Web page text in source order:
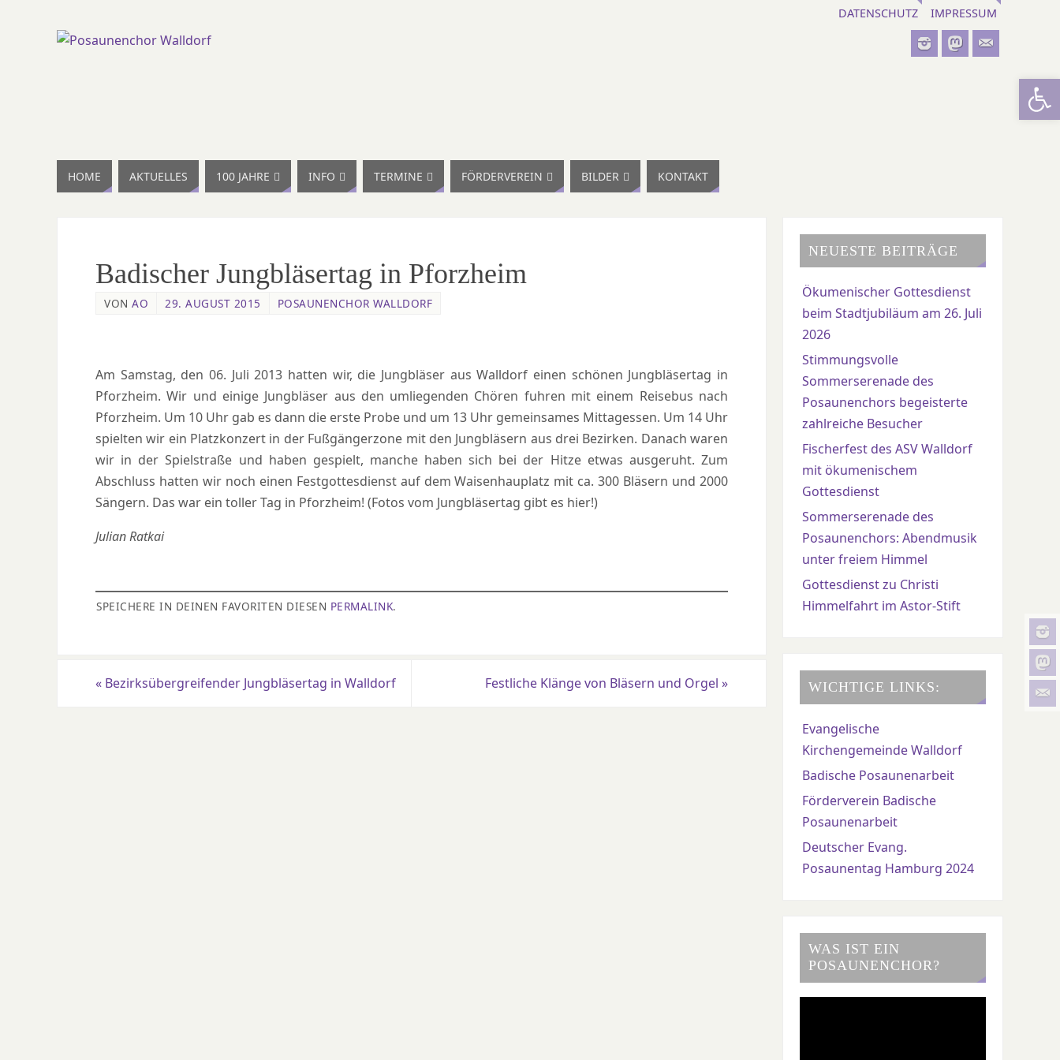
DATENSCHUTZ IMPRESSUM
HOME AKTUELLES 100 JAHRE INFO TERMINE FÖRDERVEREIN BILDER KONTAKT
Badischer Jungbläsertag in Pforzheim
VON AO 29. AUGUST 2015 POSAUNENCHOR WALLDORF
Am Samstag, den 06. Juli 2013 hatten wir, die Jungbläser aus Walldorf einen schönen Jungbläsertag in
Pforzheim. Wir und einige Jungbläser aus den umliegenden Chören fuhren mit einem Reisebus nach
Pforzheim. Um 10 Uhr gab es dann die erste Probe und um 13 Uhr gemeinsames Mittagessen. Um 14 Uhr
spielten wir ein Platzkonzert in der Fußgängerzone mit den Jungbläsern aus drei Bezirken. Danach waren
wir in der Spielstraße und haben gespielt, manche haben sich bei der Hitze etwas ausgeruht. Zum
Abschluss hatten wir noch einen Festgottesdienst auf dem Waisenhauplatz mit ca. 300 Bläsern und 2000
Sängern. Das war ein toller Tag in Pforzheim! (Fotos vom Jungbläsertag gibt es hier!)
Julian Ratkai
SPEICHERE IN DEINEN FAVORITEN DIESEN PERMALINK.
« Bezirksübergreifender Jungbläsertag in Walldorf Festliche Klänge von Bläsern und Orgel »
NEUESTE BEITRÄGE
Ökumenischer Gottesdienst
beim Stadtjubiläum am 26. Juli
2026
Stimmungsvolle
Sommerserenade des
Posaunenchors begeisterte
zahlreiche Besucher
Fischerfest des ASV Walldorf
mit ökumenischem
Gottesdienst
Sommerserenade des
Posaunenchors: Abendmusik
unter freiem Himmel
Gottesdienst zu Christi
Himmelfahrt im Astor-Stift
WICHTIGE LINKS:
Evangelische
Kirchengemeinde Walldorf
Badische Posaunenarbeit
Förderverein Badische
Posaunenarbeit
Deutscher Evang.
Posaunentag Hamburg 2024
WAS IST EIN
POSAUNENCHOR?